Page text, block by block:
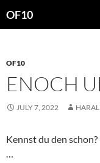
OF10
OF10
ENOCH
JULY 7, 2022
Kennst du den
…